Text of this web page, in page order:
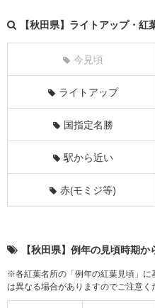
【秋田県】ライトアップ・
今見頃
ライトアップ
国指定名勝
駅から近い
赤(モミジ等)
【秋田県】例年の見頃時期か
※各紅葉名所の「例年の紅葉見頃」に
は異なる場合がありますのでご注意く